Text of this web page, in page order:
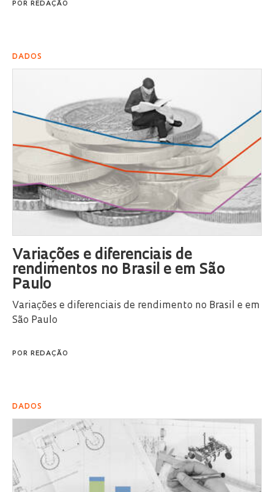
POR REDAÇÃO
DADOS
Variações e diferenciais de
rendimentos no Brasil e em São
Paulo
Variações e diferenciais de rendimento no Brasil e em
São Paulo
POR REDAÇÃO
DADOS